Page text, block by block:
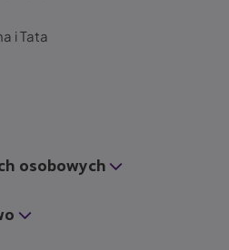
i Tata
osobowych